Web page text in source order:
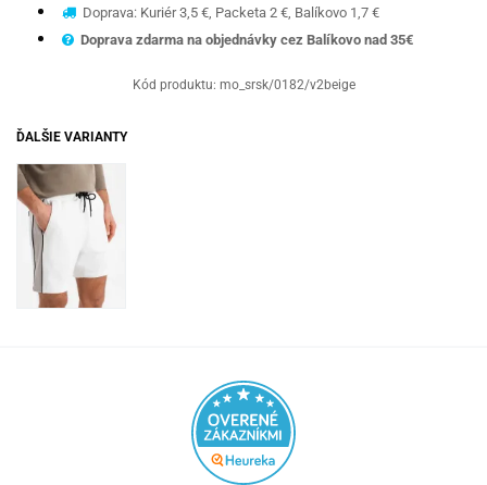
Doprava: Kuriér 3,5 €, Packeta 2 €, Balíkovo 1,7 €
Doprava zdarma na objednávky cez Balíkovo nad 35€
Kód produktu: mo_srsk/0182/v2beige
ĎALŠIE VARIANTY